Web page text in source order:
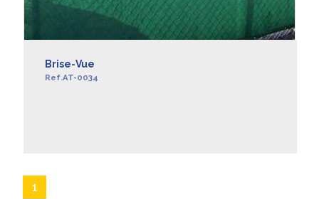
Brise-Vue
Ref.AT-0034
1